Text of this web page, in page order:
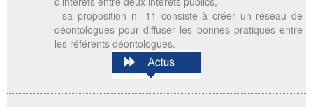
- sa proposition n° 11 consiste à créer un réseau de
déontologues pour diffuser les bonnes pratiques entre
les référents déontologues.